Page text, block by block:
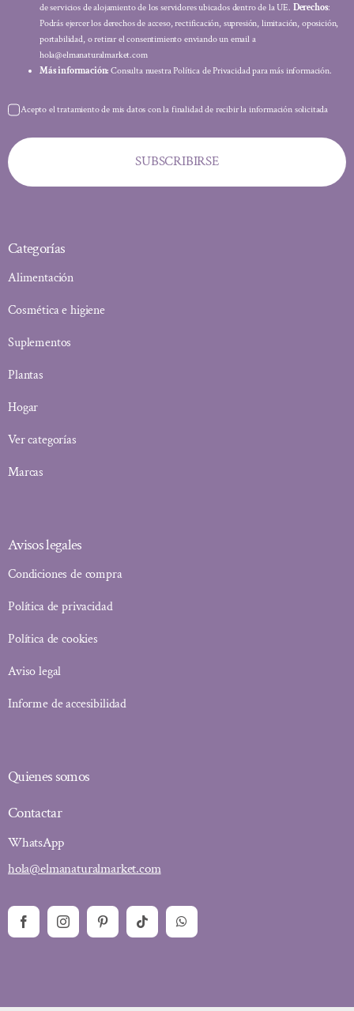
de servicios de alojamiento de los servidores ubicados dentro de la UE. Derechos:
Podrás ejercer los derechos de acceso, rectificación, supresión, limitación, oposición,
portabilidad, o retirar el consentimiento enviando un email a
hola@elmanaturalmarket.com
Más información: Consulta nuestra Política de Privacidad para más información.
Acepto el tratamiento de mis datos con la finalidad de recibir la información solicitada
SUBSCRIBIRSE
Categorías
Alimentación
Cosmética e higiene
Suplementos
Plantas
Hogar
Ver categorías
Marcas
Avisos legales
Condiciones de compra
Política de privacidad
Política de cookies
Aviso legal
Informe de accesibilidad
Quienes somos
Contactar
WhatsApp
hola@elmanaturalmarket.com